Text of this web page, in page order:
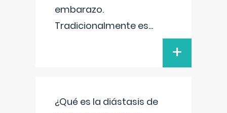
embarazo.
Tradicionalmente es...
+
¿Qué es la diástasis de